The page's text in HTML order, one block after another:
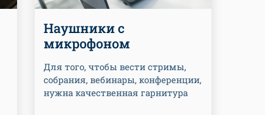
Наушники с
микрофоном
Для того, чтобы вести стримы,
собрания, вебинары, конференции,
нужна качественная гарнитура